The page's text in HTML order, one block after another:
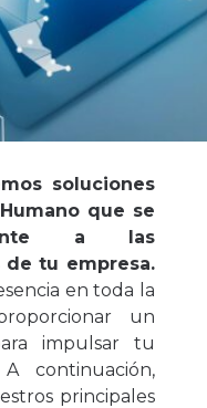
soluciones
que se
a las
tu empresa.
en toda la
un
impulsar tu
continuación,
principales